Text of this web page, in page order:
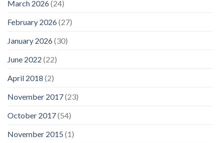
March 2026(24)
February 2026(27)
January 2026(30)
June 2022 (22)
April 2018 (2)
November 2017(23)
October 2017(54)
November 2015 (1)